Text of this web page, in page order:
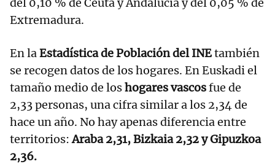
Extremadura.
En laEstadística de Población del INEtambién
se recogen datos de los hogares. En Euskadi el
tamaño medio de loshogares vascosfue de
2,33 personas, una cifra similar a los 2,34 de
hace un año. No hay apenas diferencia entre
territorios:Araba 2,31, Bizkaia 2,32 y Gipuzkoa
2,36.